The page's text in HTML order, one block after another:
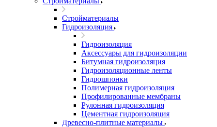
Стройматериалы
Гидроизоляция
Гидроизоляция
Аксессуары для гидроизоляции
Битумная гидроизоляция
Гидроизоляционные ленты
Гидрошпонки
Полимерная гидроизоляция
Профилированные мембраны
Рулонная гидроизоляция
Цементная гидроизоляция
Древесно-плитные материалы